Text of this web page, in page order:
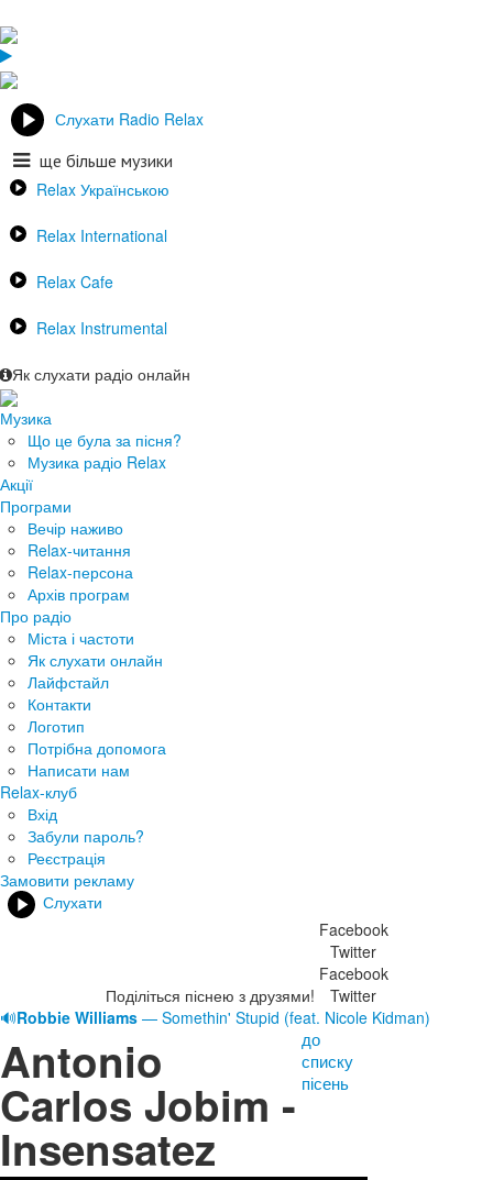
Слухати Radio Relax
ще більше музики
Relax Українською
Relax International
Relax Cafe
Relax Instrumental
Як слухати радіо онлайн
Музика
Що це була за пісня?
Музика радіо Relax
Акції
Програми
Вечір наживо
Relax-читання
Relax-персона
Архів програм
Про радіо
Міста і частоти
Як слухати онлайн
Лайфстайл
Контакти
Логотип
Потрібна допомога
Написати нам
Relax-клуб
Вхід
Забули пароль?
Реєстрація
Замовити рекламу
Слухати
Поділіться піснею з друзями!
Facebook
Twitter
Facebook
Twitter
🔊Robbie Williams — Somethin' Stupid (feat. Nicole Kidman)
Antonio
Carlos Jobim -
Insensatez
до
списку
пісень